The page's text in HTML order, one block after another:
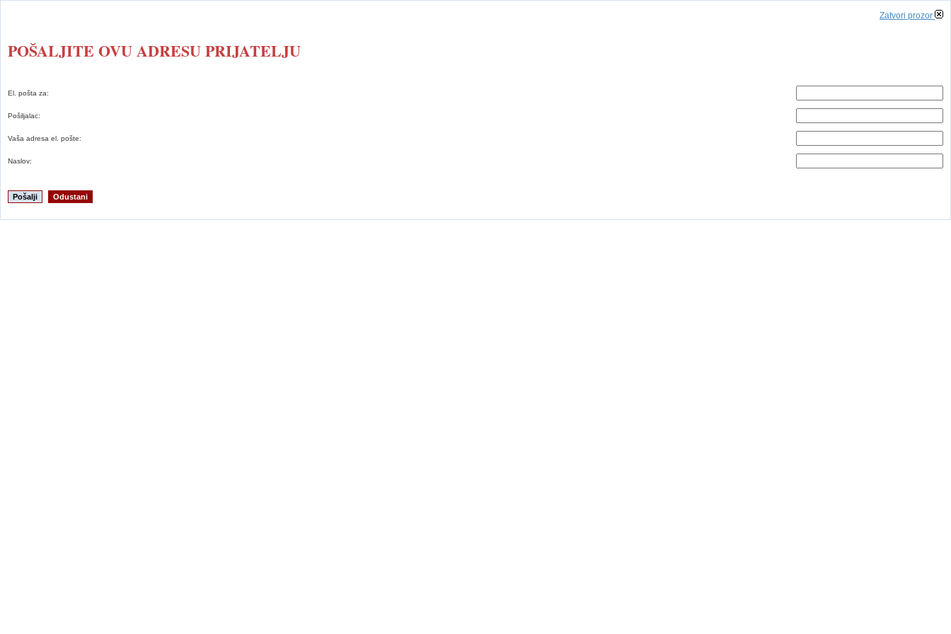
Zatvori prozor
POŠALJITE OVU ADRESU PRIJATELJU
El. pošta za:
Pošiljalac:
Vaša adresa el. pošte:
Naslov:
Pošalji Odustani